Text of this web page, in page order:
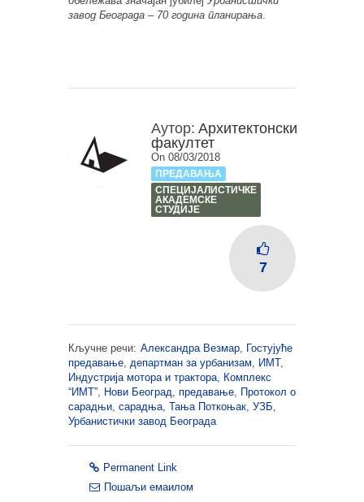
завод Београда – 70 година планирања
Аутор: Архитектонски
факултет
On 08/03/2018
ПРЕДАВАЊА
СПЕЦИЈАЛИСТИЧКЕ
АКАДЕМСКЕ
СТУДИЈЕ
7
Кључне речи: Александра Везмар
Гостујуће
предавање департман за урбанизам ИМТ,
Индустрија мотора и трактора
Комплекс
“ИМТ”
Нови Београд предавање
Протокол о
сарадњи сарадња Тања Поткоњак УЗБ
Урбанистички завод Београда
Permanent Link
Пошаљи емаилом